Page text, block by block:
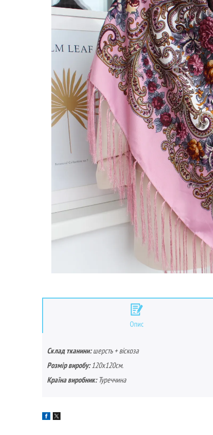
Опис
Склад тканини:шерсть + віскоза
Розмір виробу:120х120см.
Країна виробник:Туреччина